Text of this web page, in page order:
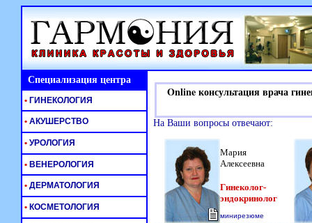
Специализация центра
Online консультация врача
На Ваши вопросы отвечают:
Мария
Алексеевна
Гинеколог-
эндокринолог
минирезюме
• ГИНЕКОЛОГИЯ
• АКУШЕРСТВО
• УРОЛОГИЯ
• ВЕНЕРОЛОГИЯ
• ДЕРМАТОЛОГИЯ
• КОСМЕТОЛОГИЯ